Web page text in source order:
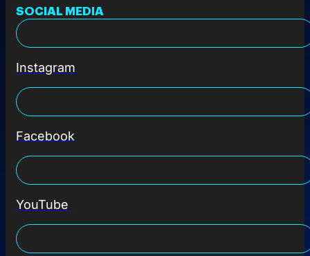
SOCIAL MEDIA
Instagram
Facebook
YouTube